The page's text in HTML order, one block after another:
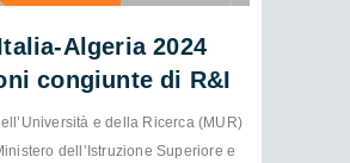
Algeria 2024
congiunte di R&I
e della Ricerca (MUR)
dell’Istruzione Superiore e